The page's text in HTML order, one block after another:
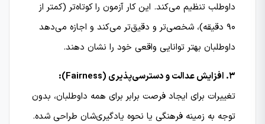
داوطلب تنظیم می‌کند. این کار آزمون را کوتاه‌تر (کمتر از
۹۰ دقیقه)، شخصی‌تر و دقیق‌تر می‌کند و اجازه می‌دهد
داوطلبان بهتر توانایی واقعی خود را نشان دهند.
۳. افزایش عدالت و دسترسی‌پذیری (Fairness):
تغییرات برای ایجاد فرصت برابر برای همه داوطلبان، بدون
توجه به زمینه فرهنگی یا نحوه یادگیری‌شان طراحی شده.